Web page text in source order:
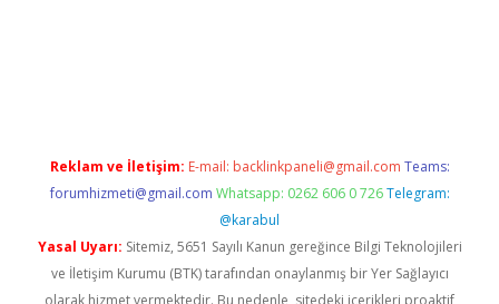
Reklam ve İletişim: E-mail: backlinkpaneli@gmail.com Teams:
forumhizmeti@gmail.com Whatsapp: 0262 606 0 726 Telegram:
@karabul
Yasal Uyarı: Sitemiz, 5651 Sayılı Kanun gereğince Bilgi Teknolojileri
ve İletişim Kurumu (BTK) tarafından onaylanmış bir Yer Sağlayıcı
olarak hizmet vermektedir. Bu nedenle, sitedeki içerikleri proaktif